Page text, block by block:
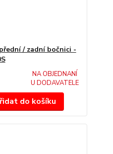
/ zadní bočnici -
NA OBJEDNANÍ
U DODAVATELE
do košíku